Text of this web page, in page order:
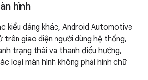
hình
kiểu dáng khác, Android Automotive
trên giao diện người dùng hệ thống,
trạng thái và thanh điều hướng,
loại màn hình không phải hình chữ